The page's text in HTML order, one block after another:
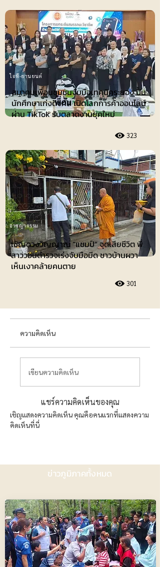
ไอที-ยานยนต์
สมาคมเพื่อนชุมชนจับมือเทคนิคระยอง ปั้น
นักศึกษาเก่งดิจิทัล เปิดโลกการค้าออนไลน์
ผ่าน TikTok รับตลาดงานยุคใหม่
323
เชิญดวงวิญญาณ “แชมป์” จุดเสียชีวิต พี่
สาววอนตำรวจเร่งจับมือมีด ชาวบ้านผวา
เห็นเงาคล้ายคนตาย
301
อาชญากรรม
ความคิดเห็น
เขียนความคิดเห็น
แชร์ความคิดเห็นของคุณ
เชิญแสดงความคิดเห็น คุณคือคนแรกที่แสดงความ
คิดเห็นที่นี่
ข่าวภูมิภาคทั้งหมด